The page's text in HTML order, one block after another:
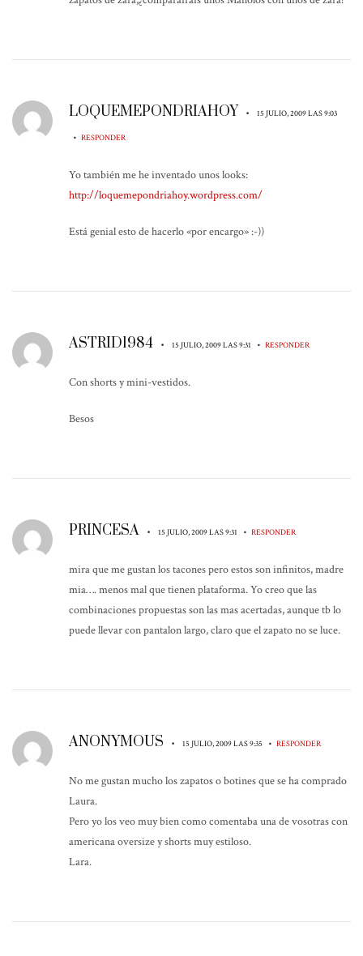
LOQUEMEPONDRIAHOY • 15 JULIO, 2009 LAS 9:03
• RESPONDER
Yo también me he inventado unos looks:
http://loquemepondriahoy.wordpress.com/
Está genial esto de hacerlo «por encargo» :-))
ASTRID1984 • 15 JULIO, 2009 LAS 9:31 • RESPONDER
Con shorts y mini-vestidos.
Besos
PRINCESA • 15 JULIO, 2009 LAS 9:31 • RESPONDER
mira que me gustan los tacones pero estos son infinitos, madre
mia…. menos mal que tienen plataforma. Yo creo que las
combinaciones propuestas son las mas acertadas, aunque tb lo
puede llevar con pantalon largo, claro que el zapato no se luce.
ANONYMOUS • 15 JULIO, 2009 LAS 9:35 • RESPONDER
No me gustan mucho los zapatos o botines que se ha comprado
Laura.
Pero yo los veo muy bien como comentaba una de vosotras con
americana oversize y shorts muy estiloso.
Lara.